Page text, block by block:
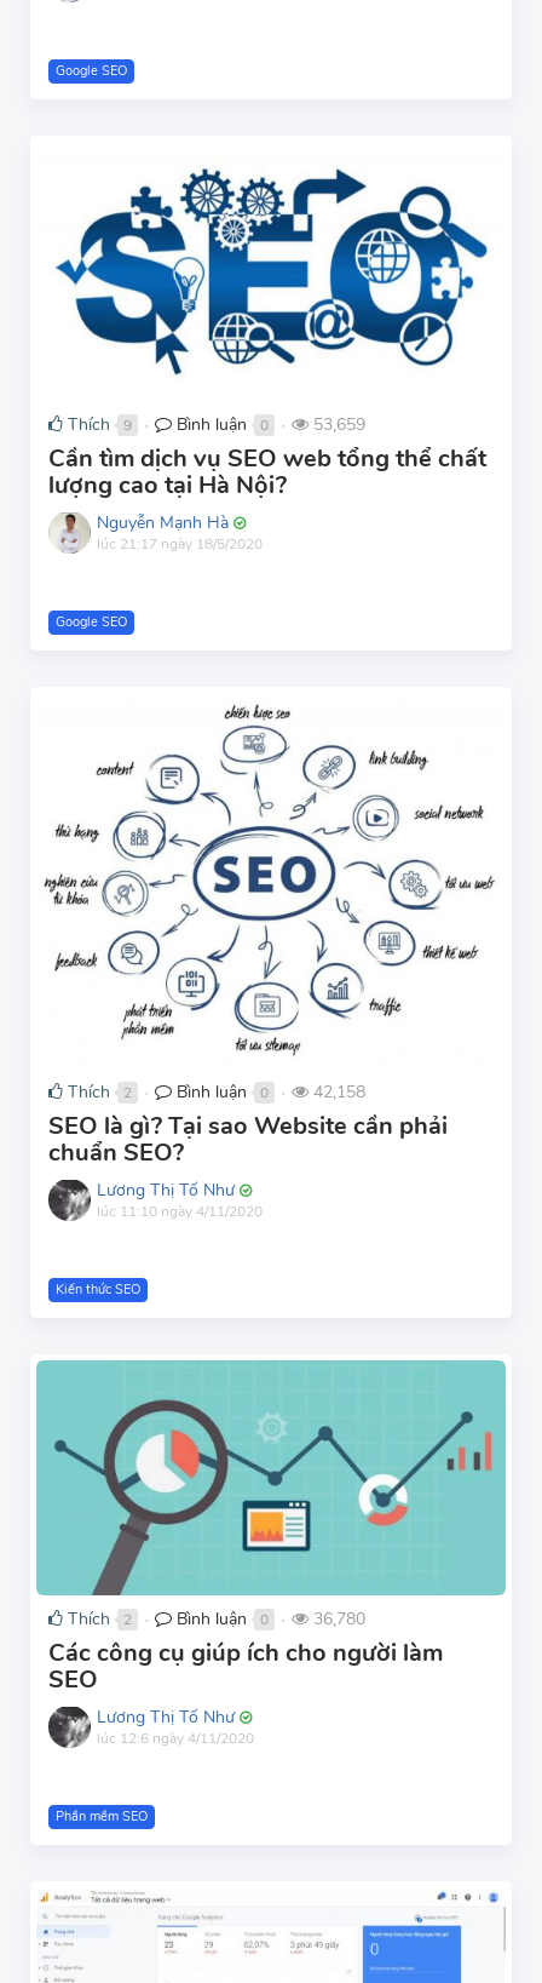
Google SEO
Thích 9 ● Bình luận 0 ● 53,659
Cần tìm dịch vụ SEO web tổng thể chất
lượng cao tại Hà Nội?
Nguyễn Mạnh Hà
lúc 21:17 ngày 18/5/2020
Google SEO
Thích 2 ● Bình luận 0 ● 42,158
SEO là gì? Tại sao Website cần phải
chuẩn SEO?
Lương Thị Tố Như
lúc 11:10 ngày 4/11/2020
Kiến thức SEO
Thích 2 ● Bình luận 0 ● 36,780
Các công cụ giúp ích cho người làm
SEO
Lương Thị Tố Như
lúc 12:6 ngày 4/11/2020
Phần mềm SEO